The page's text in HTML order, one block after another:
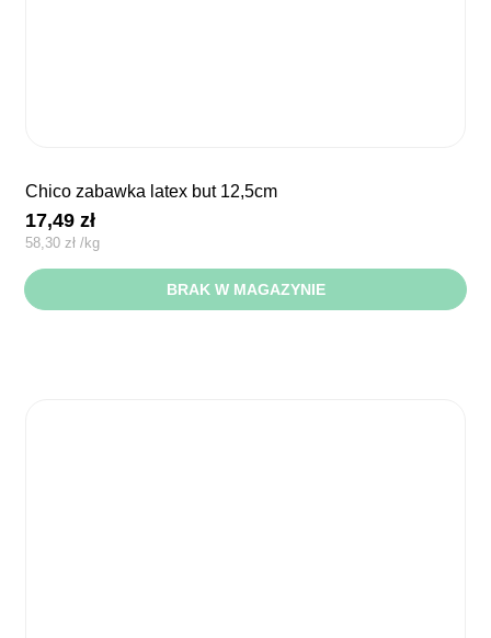
chico zabawka latex but 12,5cm
17,49zł
58,30zł /kg
BRAK W MAGAZYNIE